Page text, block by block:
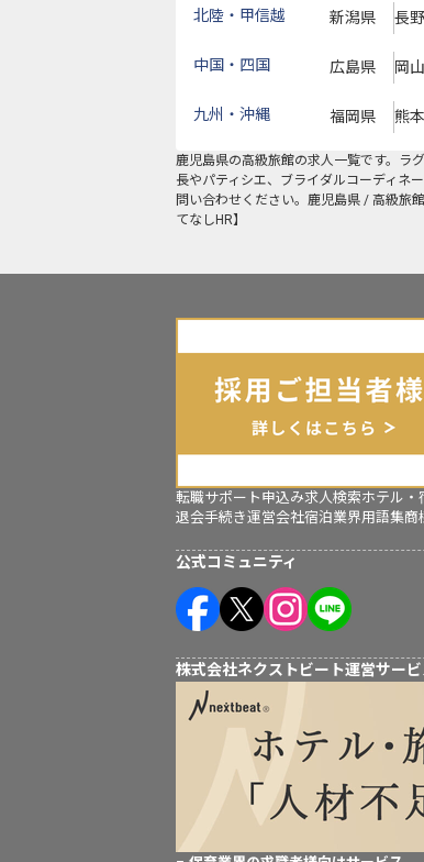
北陸・甲信越 新潟県 長
中国・四国 広島県 岡
九州・沖縄 福岡県 熊
鹿児島県の高級旅館の求人一覧です。ラ
長やパティシエ、ブライダルコーディネ
問い合わせください。鹿児島県 / 高級旅
てなしHR】
転職サポート申込み求人検索ホテル・
退会手続き運営会社宿泊業界用語集商
公式コミュニティ
株式会社ネクストビート運営サービ